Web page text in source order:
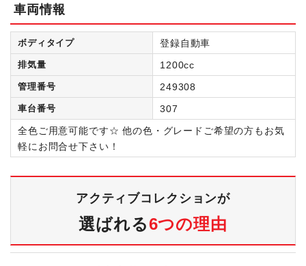
車両情報
ボディタイプ 登録自動車
排気量 1200cc
管理番号 249308
車台番号
307
全色ご用意可能です☆ 他の色・グレードご希望の方もお気
軽にお問合せ下さい！
アクティブコレクションが
選ばれる6つの理由